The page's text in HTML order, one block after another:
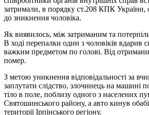
затримали, в порядку ст.208 КПК України,
до зникнення чоловіка.
Як виявилось, між затриманим та
В ході перепалки один з чоловіків вдарив
важким предметом по голові. Від
помер.
З метою уникнення відповідальності за
заплутати слідство, злочинець на машині
тіло в поле, поблизу одного з населених
Святошинського району, а авто кинув
території Ірпінського регіону.